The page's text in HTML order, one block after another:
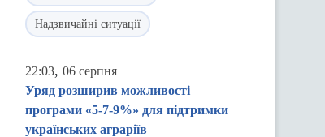
Надзвичайні ситуації
22:03, 06 серпня
Уряд розширив можливості
програми «5-7-9%» для підтримки
українських аграріїв